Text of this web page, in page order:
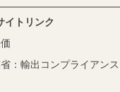
イトリンク
：輸出コンプライアンス